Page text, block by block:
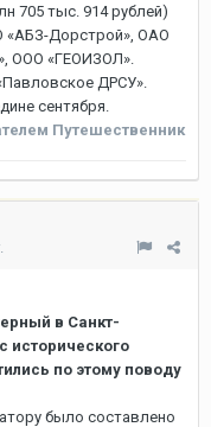
705 тыс. 914 рублей)
«АБЗ-Дорстрой», ОАО
ООО «ГЕОИЗОЛ».
ДРСУ».
сентября.
Путешественник
в Санкт-
исторического
по этому поводу
было составлено